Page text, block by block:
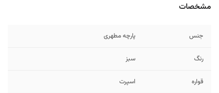
مشخصات
جنس پارچه مطهری
رنگ سبز
قواره اسپرت